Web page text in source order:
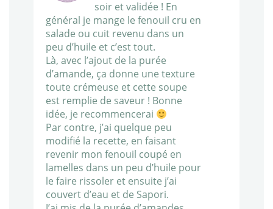
soir et validée ! En
général je mange le fenouil cru en
salade ou cuit revenu dans un
peu d’huile et c’est tout.
Là, avec l’ajout de la purée
d’amande, ça donne une texture
toute crémeuse et cette soupe
est remplie de saveur ! Bonne
idée, je recommencerai
Par contre, j’ai quelque peu
modifié la recette, en faisant
revenir mon fenouil coupé en
lamelles dans un peu d’huile pour
le faire rissoler et ensuite j’ai
couvert d’eau et de Sapori.